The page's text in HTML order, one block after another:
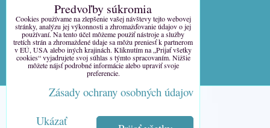
Váš telefón:*
Odoslať
Predvoľby súkromia
Zásady ochrany osobných údajov
Predvoľby súkromia
Cookies používame na zlepšenie vašej návštevy tejto webovej
stránky, analýzu jej výkonnosti a zhromažďovanie údajov o jej
používaní. Na tento účel môžeme použiť nástroje a služby
tretích strán a zhromaždené údaje sa môžu preniesť k partnerom
v EÚ, USA alebo iných krajinách. Kliknutím na „Prijať všetky
cookies“ vyjadrujete svoj súhlas s týmto spracovaním. Nižšie
môžete nájsť podrobné informácie alebo upraviť svoje
preferencie.
Zásady ochrany osobných údajov
Ukázať